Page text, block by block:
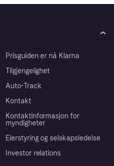
Prisguiden er nå Klarna
Tilgjengelighet
Auto-Track
Kontakt
Kontaktinformasjon for
myndigheter
Eierstyring og selskapsledelse
Investor relations